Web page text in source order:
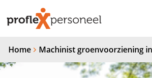
Home Machinist groenvoorziening